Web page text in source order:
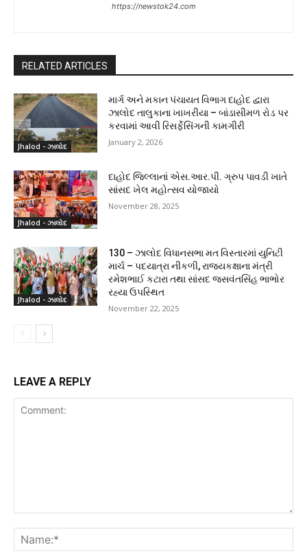
https://newstok24.com
RELATED ARTICLES
Jhalod - ઝાલોદ
માર્ગ અને મકાન પંચાયત વિભાગ દાહોદ દ્વારા
ઝાલોદ તાલુકાના ખાખરીયા – બાંડાસીમળ રોડ પર
કરવામાં આવી રિસર્ફેસિંગની કામગીરી
January 2, 2026
Jhalod - ઝાલોદ
દાહોદ જિલ્લાનાં એસ.આર.પી. ગ્રુપ પાવડી ખાતે
સાંસદ ખેલ મહોત્સવ યોજાયો
November 28, 2025
Jhalod - ઝાલોદ
130 – ઝાલોદ વિધાનસભા મત વિસ્તારમાં યુનિટી
માર્ચ – પદયાત્રા નીકળી, રાજ્યકક્ષાના મંત્રી
રમેશભાઈ કટારા તથા સાંસદ જસવંતસિંહ ભાભોર
રહ્યા ઉપસ્થિત
November 22, 2025
LEAVE A REPLY